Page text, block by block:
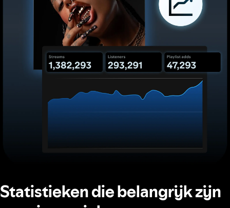
Statistieken die belangrijk zijn